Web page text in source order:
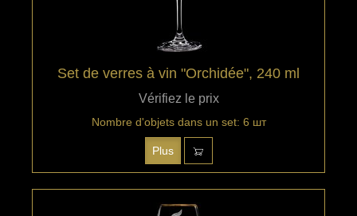
Set de verres à vin "Orchidée", 240 ml
Vérifiez le prix
Nombre d'objets dans un set: 6 шт
Plus